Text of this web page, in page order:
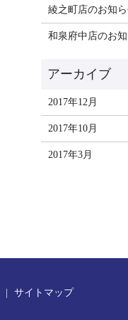
綾之町店のお知
和泉府中店のお
2017年12月
2017年10月
2017年3月
サイトマップ